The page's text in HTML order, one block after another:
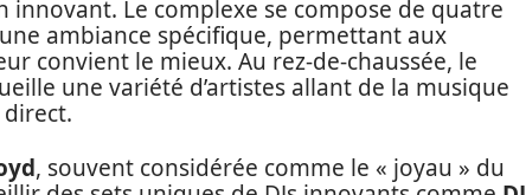
Le complexe se compose de quatre
ambiance spécifique, permettant aux
convient le mieux. Au rez-de-chaussée, le
une variété d’artistes allant de la musique
, souvent considérée comme le « joyau » du